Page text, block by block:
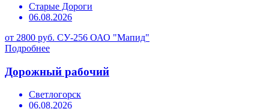
Старые Дороги
06.08.2026
от 2800 руб. СУ-256 ОАО "Мапид"
Подробнее
Дорожный рабочий
Светлогорск
06.08.2026